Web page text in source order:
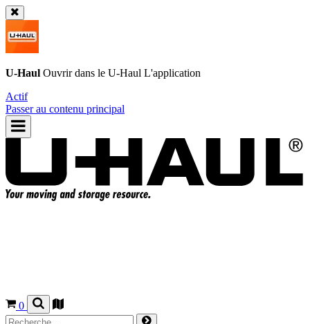
U-Haul Ouvrir dans le U-Haul L'application
Actif
Passer au contenu principal
0